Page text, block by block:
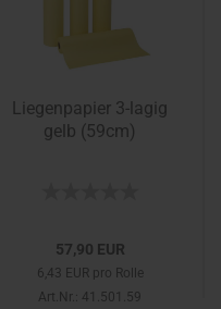
Liegenpapier 3-lagig
gelb (59cm)
57,90 EUR
6,43 EUR pro Rolle
Art.Nr.: 41.501.59